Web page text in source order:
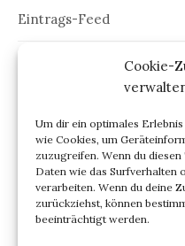
Cookie-
Um dir ein optimales
wie Cookies, um
zuzugreifen. Wenn du
Daten wie das Surfverhalten
verarbeiten. Wenn du deine
zurückziehst, können
beeinträchtigt werden.
Eintrags-Feed
Kommentar-Feed
ARCHIV
Archiv